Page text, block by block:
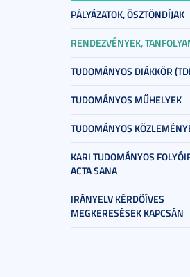
PÁLYÁZATOK, ÖSZTÖNDÍJAK
RENDEZVÉNYEK,
TUDOMÁNYOS DIÁKKÖR
TUDOMÁNYOS MŰHELYEK
TUDOMÁNYOS
KARI TUDOMÁNYOS
ACTA SANA
IRÁNYELV KÉRDŐÍVES
MEGKERESÉSEK KAPCSÁN